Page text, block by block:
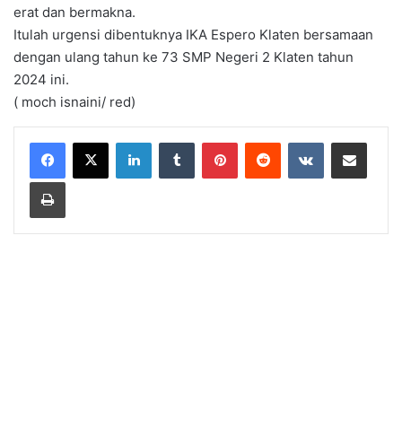
erat dan bermakna.
Itulah urgensi dibentuknya IKA Espero Klaten bersamaan
dengan ulang tahun ke 73 SMP Negeri 2 Klaten tahun
2024 ini.
( moch isnaini/ red)